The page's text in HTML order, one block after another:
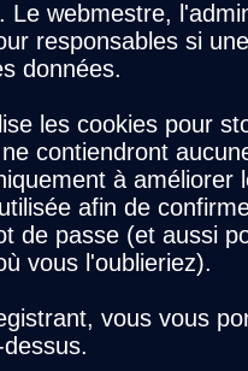
Le webmestre,
responsables si
données.
les cookies pour
contiendront
à
afin de
de passe (et aussi
vous l'oublieriez).
vous vous